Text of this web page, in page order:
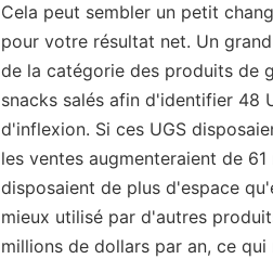
Cela peut sembler un petit
pour votre résultat net. Un
de la catégorie des produits de
snacks salés afin d'identifier 48
d'inflexion. Si ces UGS
les ventes augmenteraient de
disposaient de plus d'espace
mieux utilisé par d'autres
millions de dollars par an, ce